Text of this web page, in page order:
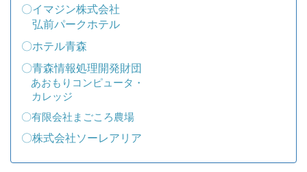
〇イマジン株式会社
弘前パークホテル
〇ホテル青森
〇青森情報処理開発財団
あおもり コンピュータ・
カレッジ
〇有限会社まごころ農場
〇株式会社ソーレアリア